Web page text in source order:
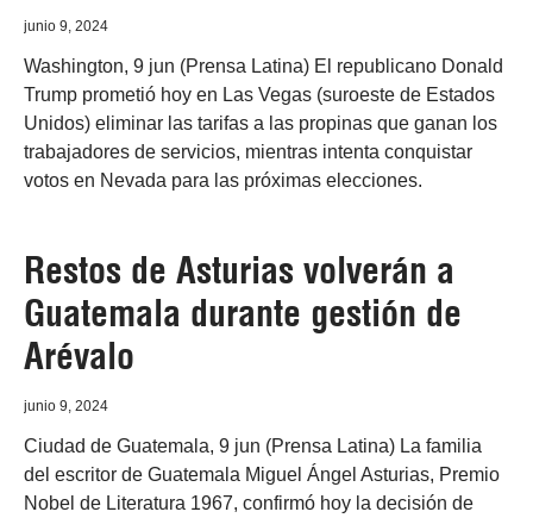
junio 9, 2024
Washington, 9 jun (Prensa Latina) El republicano Donald
Trump prometió hoy en Las Vegas (suroeste de Estados
Unidos) eliminar las tarifas a las propinas que ganan los
trabajadores de servicios, mientras intenta conquistar
votos en Nevada para las próximas elecciones.
Restos de Asturias volverán a
Guatemala durante gestión de
Arévalo
junio 9, 2024
Ciudad de Guatemala, 9 jun (Prensa Latina) La familia
del escritor de Guatemala Miguel Ángel Asturias, Premio
Nobel de Literatura 1967, confirmó hoy la decisión de